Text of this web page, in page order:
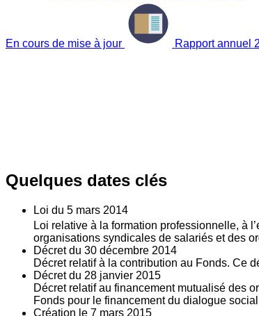
En cours de mise à jour Rapport annuel
Quelques dates clés
Loi du 5 mars 2014
Loi relative à la formation professionnelle, à
organisations syndicales de salariés et des
Décret du 30 décembre 2014
Décret relatif à la contribution au Fonds. Ce
Décret du 28 janvier 2015
Décret relatif au financement mutualisé des
Fonds pour le financement du dialogue
Création le 7 mars 2015